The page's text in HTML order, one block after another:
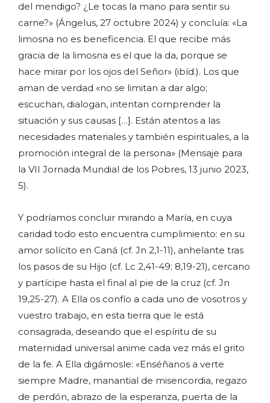
del mendigo? ¿Le tocas la mano para sentir su
carne?» (Ángelus, 27 octubre 2024) y concluía: «La
limosna no es beneficencia. El que recibe más
gracia de la limosna es el que la da, porque se
hace mirar por los ojos del Señor» (ibíd.). Los que
aman de verdad «no se limitan a dar algo;
escuchan, dialogan, intentan comprender la
situación y sus causas […]. Están atentos a las
necesidades materiales y también espirituales, a la
promoción integral de la persona» (Mensaje para
la VII Jornada Mundial de los Pobres, 13 junio 2023,
5).
Y podríamos concluir mirando a María, en cuya
caridad todo esto encuentra cumplimiento: en su
amor solícito en Caná (cf. Jn 2,1-11), anhelante tras
los pasos de su Hijo (cf. Lc 2,41-49; 8,19-21), cercano
y partícipe hasta el final al pie de la cruz (cf. Jn
19,25-27). A Ella os confío a cada uno de vosotros y
vuestro trabajo, en esta tierra que le está
consagrada, deseando que el espíritu de su
maternidad universal anime cada vez más el grito
de la fe. A Ella digámosle: «Enséñanos a verte
siempre Madre, manantial de misericordia, regazo
de perdón, abrazo de la esperanza, puerta de la